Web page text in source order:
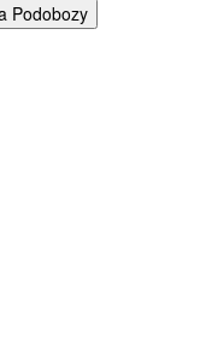
Podobozy